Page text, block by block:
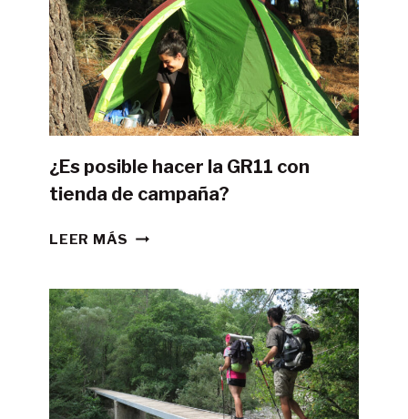
¿Es posible hacer la GR11 con
tienda de campaña?
LEER MÁS ¿ES
LA
GR11
CON
TIENDA
DE
CAMPAÑA?